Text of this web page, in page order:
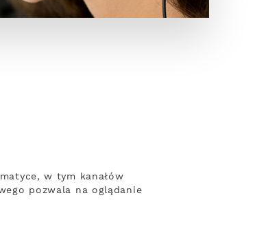
w tym kanałów
pozwala na oglądanie